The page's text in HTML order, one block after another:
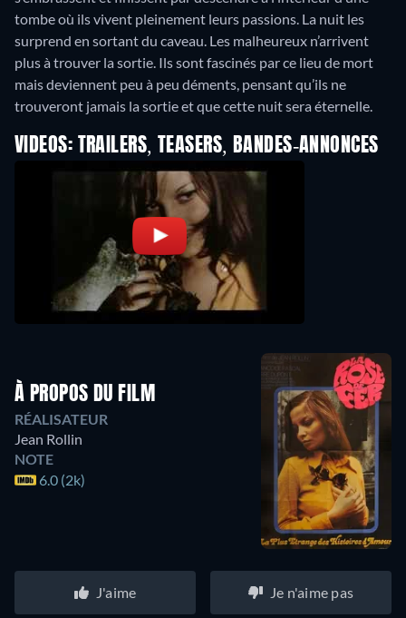
tombe où ils vivent pleinement leurs passions. La nuit les
surprend en sortant du caveau. Les malheureux n’arrivent
plus à trouver la sortie. Ils sont fascinés par ce lieu de mort
mais deviennent peu à peu déments, pensant qu’ils ne
trouveront jamais la sortie et que cette nuit sera éternelle.
VIDEOS: TRAILERS, TEASERS, BANDES-ANNONCES
À PROPOS DU FILM
RÉALISATEUR
Jean Rollin
NOTE
6.0 (2k)
J'aime Je n'aime pas